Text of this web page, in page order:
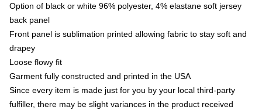
Option of black or white 96% polyester, 4% elastane soft jersey
back panel
Front panel is sublimation printed allowing fabric to stay soft and
drapey
Loose flowy fit
Garment fully constructed and printed in the USA
Since every item is made just for you by your local third-party
fulfiller, there may be slight variances in the product received